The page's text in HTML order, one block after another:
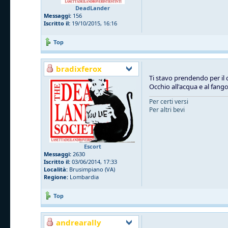
DeadLander
Messaggi: 156
Iscritto il: 19/10/2015, 16:16
Top
bradixferox
Escort
Messaggi: 2630
Iscritto il: 03/06/2014, 17:33
Località: Brusimpiano (VA)
Regione: Lombardia
Ti stavo prendendo per il
Occhio all'acqua e al fango
Per certi versi
Per altri bevi
Top
andrearally